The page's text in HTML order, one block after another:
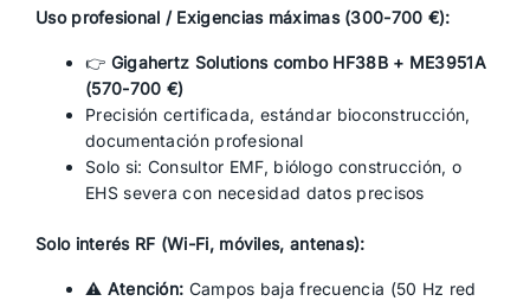
Uso profesional / Exigencias máximas (300-700 €):
👉 Gigahertz Solutions combo HF38B + ME3951A
(570-700 €)
Precisión certificada, estándar bioconstrucción,
documentación profesional
Solo si: Consultor EMF, biólogo construcción, o
EHS severa con necesidad datos precisos
Solo interés RF (Wi-Fi, móviles, antenas):
⚠️ Atención: Campos baja frecuencia (50 Hz red